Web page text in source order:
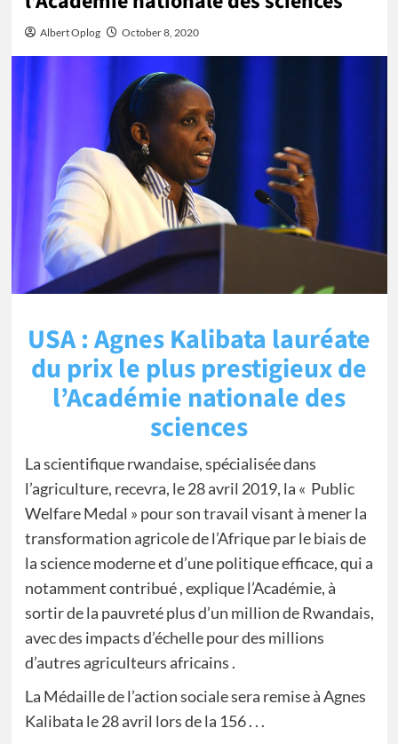
Albert Oplog October 8, 2020
USA : Agnes Kalibata lauréate
du prix le plus prestigieux de
l’Académie nationale des
sciences
La scientifique rwandaise, spécialisée dans
l’agriculture, recevra, le 28 avril 2019, la « Public
Welfare Medal » pour son travail visant à mener la
transformation agricole de l’Afrique par le biais de
la science moderne et d’une politique efficace, qui a
notamment contribué , explique l’Académie, à
sortir de la pauvreté plus d’un million de Rwandais,
avec des impacts d’échelle pour des millions
d’autres agriculteurs africains .
La Médaille de l’action sociale sera remise à Agnes
Kalibata le 28 avril lors de la 156 . . .